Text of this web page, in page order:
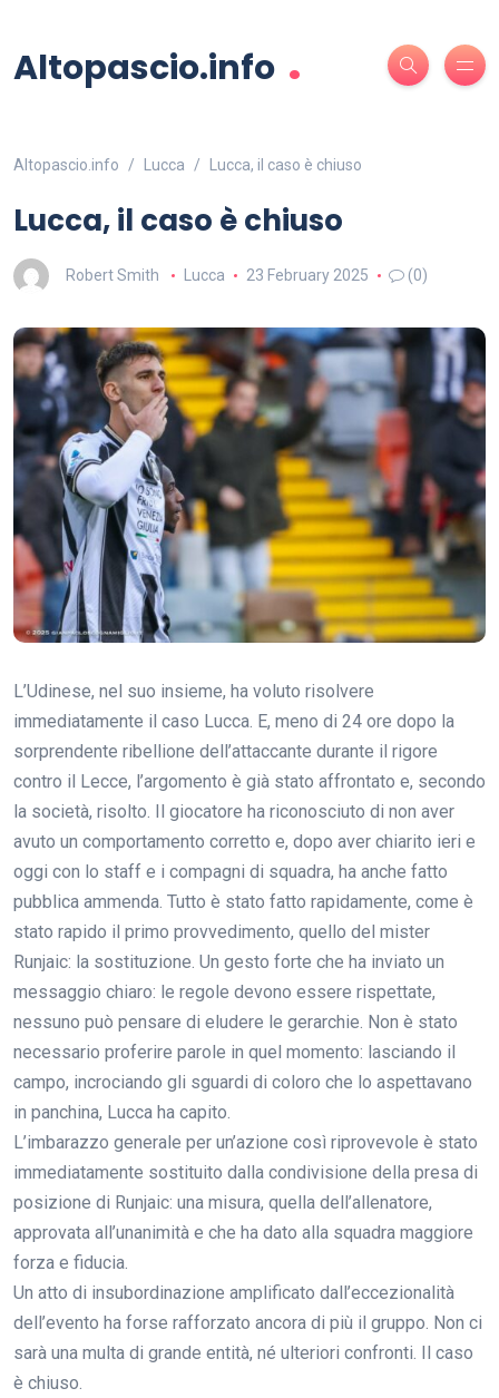
Altopascio.info .
Altopascio.info Lucca Lucca, il caso è chiuso
Lucca, il caso è chiuso
Robert Smith Lucca 23 February 2025 (0)
L’Udinese, nel suo insieme, ha voluto risolvere
immediatamente il caso Lucca. E, meno di 24 ore dopo la
sorprendente ribellione dell’attaccante durante il rigore
contro il Lecce, l’argomento è già stato affrontato e, secondo
la società, risolto. Il giocatore ha riconosciuto di non aver
avuto un comportamento corretto e, dopo aver chiarito ieri e
oggi con lo staff e i compagni di squadra, ha anche fatto
pubblica ammenda. Tutto è stato fatto rapidamente, come è
stato rapido il primo provvedimento, quello del mister
Runjaic: la sostituzione. Un gesto forte che ha inviato un
messaggio chiaro: le regole devono essere rispettate,
nessuno può pensare di eludere le gerarchie. Non è stato
necessario proferire parole in quel momento: lasciando il
campo, incrociando gli sguardi di coloro che lo aspettavano
in panchina, Lucca ha capito.
L’imbarazzo generale per un’azione così riprovevole è stato
immediatamente sostituito dalla condivisione della presa di
posizione di Runjaic: una misura, quella dell’allenatore,
approvata all’unanimità e che ha dato alla squadra maggiore
forza e fiducia.
Un atto di insubordinazione amplificato dall’eccezionalità
dell’evento ha forse rafforzato ancora di più il gruppo. Non ci
sarà una multa di grande entità, né ulteriori confronti. Il caso
è chiuso.